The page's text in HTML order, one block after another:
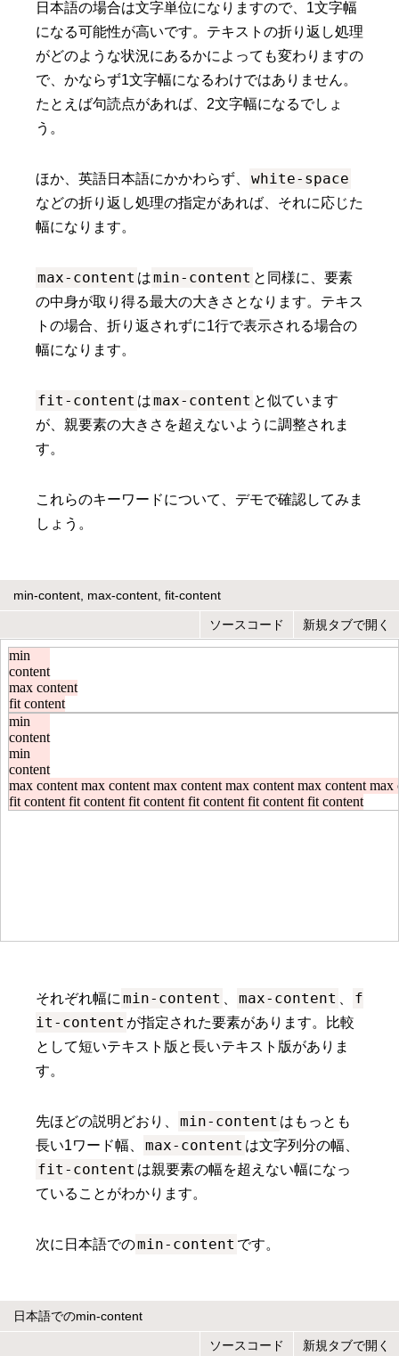
日本語の場合は文字単位になりますので、1文字幅
になる可能性が高いです。テキストの折り返し処理
がどのような状況にあるかによっても変わりますの
で、かならず1文字幅になるわけではありません。
たとえば句読点があれば、2文字幅になるでしょ
う。
ほか、英語日本語にかかわらず、 white-space
などの折り返し処理の指定があれば、それに応じた
幅になります。
max-content はmin-content と同様に、要素
の中身が取り得る最大の大きさとなります。テキス
トの場合、折り返されずに1行で表示される場合の
幅になります。
fit-content はmax-content と似ています
が、親要素の大きさを超えないように調整されま
す。
これらのキーワードについて、デモで確認してみま
しょう。
それぞれ幅に min-content max-content
f
it-content が指定された要素があります。比較
として短いテキスト版と長いテキスト版がありま
す。
先ほどの説明どおり、 min-content はもっとも
長い1ワード幅、
max-content は文字列分の幅、
fit-content は親要素の幅を超えない幅になっ
ていることがわかります。
次に日本語でのmin-content です。